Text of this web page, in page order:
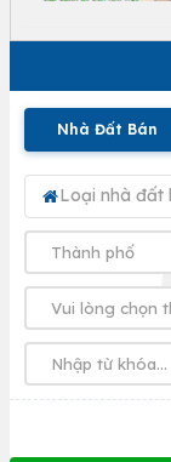
Nhà Đất Bán
Loại nhà đất